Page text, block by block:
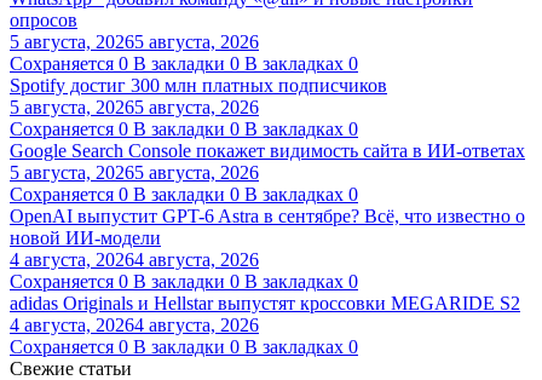
опросов
5 августа, 20265 августа, 2026
Сохраняется 0 В закладки 0 В закладках 0
Spotify достиг 300 млн платных подписчиков
5 августа, 20265 августа, 2026
Сохраняется 0 В закладки 0 В закладках 0
Google Search Console покажет видимость сайта в ИИ-ответах
5 августа, 20265 августа, 2026
Сохраняется 0 В закладки 0 В закладках 0
OpenAI выпустит GPT-6 Astra в сентябре? Всё, что известно о
новой ИИ-модели
4 августа, 20264 августа, 2026
Сохраняется 0 В закладки 0 В закладках 0
adidas Originals и Hellstar выпустят кроссовки MEGARIDE S2
4 августа, 20264 августа, 2026
Сохраняется 0 В закладки 0 В закладках 0
Свежие статьи